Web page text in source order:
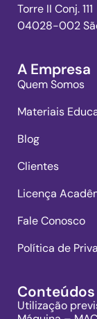
Torre II Conj. 111
04028-002
A Empresa
Quem Somos
Materiais
Blog
Clientes
Licença
Fale Conosco
Política de
Conteúdos
Utilização